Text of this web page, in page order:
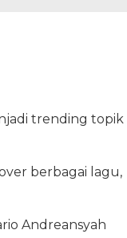
trending topik
berbagai lagu,
Andreansyah